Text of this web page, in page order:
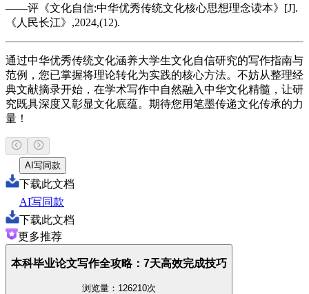
——评《文化自信:中华优秀传统文化核心思想理念读本》[J].
《人民长江》,2024,(12).
通过中华优秀传统文化涵养大学生文化自信研究的写作指南与
范例，您已掌握将理论转化为实践的核心方法。不妨从整理经
典文献摘录开始，在学术写作中自然融入中华文化精髓，让研
究既具深度又彰显文化底蕴。期待您用笔墨传递文化传承的力
量！
AI写同款
下载此文档
AI写同款
下载此文档
更多推荐
本科毕业论文写作全攻略：7天高效完成技巧
浏览量：126210次